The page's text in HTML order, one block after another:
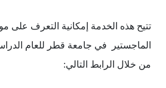
تتيح هذه الخدمة إمكانية التعرف على
من خلال الرابط التالي: